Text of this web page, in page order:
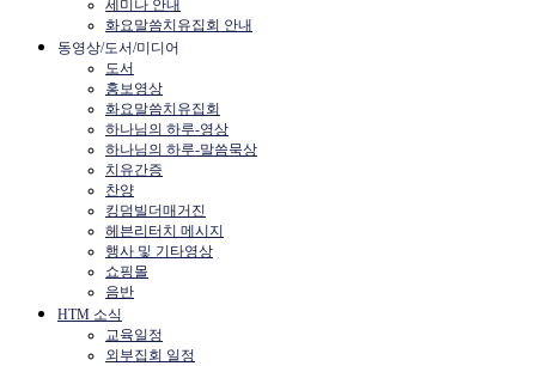
세미나 안내
화요말씀치유집회 안내
동영상/도서/미디어
도서
홍보영상
화요말씀치유집회
하나님의 하루-영상
하나님의 하루-말씀묵상
치유간증
찬양
킹덤빌더매거진
헤븐리터치 메시지
행사 및 기타영상
쇼핑몰
음반
HTM 소식
교육일정
외부집회 일정